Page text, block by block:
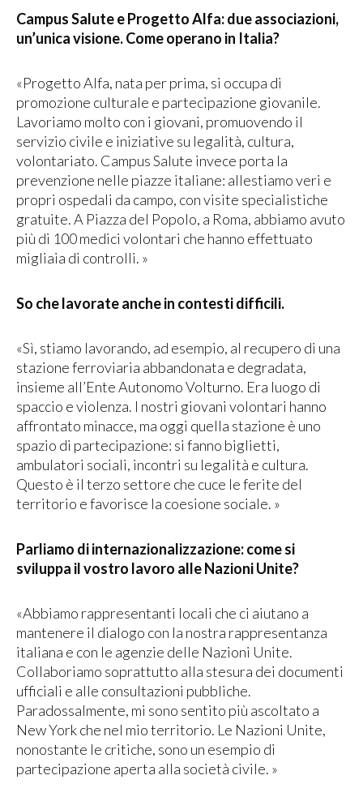
Campus Salute e Progetto Alfa: due associazioni,
un’unica visione. Come operano in Italia?
«Progetto Alfa, nata per prima, si occupa di
promozione culturale e partecipazione giovanile.
Lavoriamo molto con i giovani, promuovendo il
servizio civile e iniziative su legalità, cultura,
volontariato. Campus Salute invece porta la
prevenzione nelle piazze italiane: allestiamo veri e
propri ospedali da campo, con visite specialistiche
gratuite. A Piazza del Popolo, a Roma, abbiamo avuto
più di 100 medici volontari che hanno effettuato
migliaia di controlli. »
So che lavorate anche in contesti difficili.
«Sì, stiamo lavorando, ad esempio, al recupero di una
stazione ferroviaria abbandonata e degradata,
insieme all’Ente Autonomo Volturno. Era luogo di
spaccio e violenza. I nostri giovani volontari hanno
affrontato minacce, ma oggi quella stazione è uno
spazio di partecipazione: si fanno biglietti,
ambulatori sociali, incontri su legalità e cultura.
Questo è il terzo settore che cuce le ferite del
territorio e favorisce la coesione sociale. »
Parliamo di internazionalizzazione: come si
sviluppa il vostro lavoro alle Nazioni Unite?
«Abbiamo rappresentanti locali che ci aiutano a
mantenere il dialogo con la nostra rappresentanza
italiana e con le agenzie delle Nazioni Unite.
Collaboriamo soprattutto alla stesura dei documenti
ufficiali e alle consultazioni pubbliche.
Paradossalmente, mi sono sentito più ascoltato a
New York che nel mio territorio. Le Nazioni Unite,
nonostante le critiche, sono un esempio di
partecipazione aperta alla società civile. »